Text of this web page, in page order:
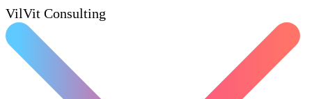
VilVit Consulting